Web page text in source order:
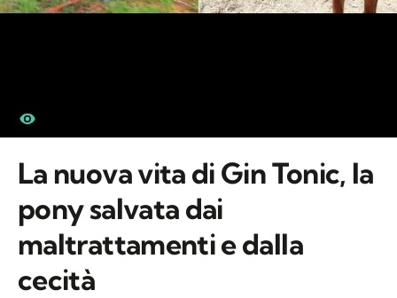
La nuova vita di Gin Tonic, la
pony salvata dai
maltrattamenti e dalla
cecità